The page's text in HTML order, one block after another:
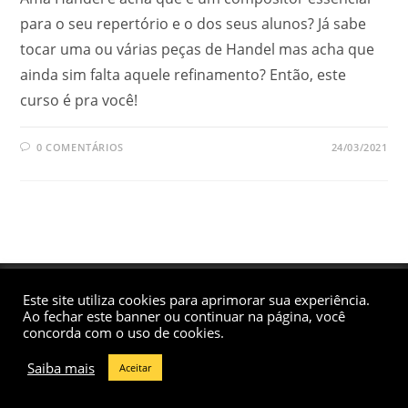
para o seu repertório e o dos seus alunos? Já sabe
tocar uma ou várias peças de Handel mas acha que
ainda sim falta aquele refinamento? Então, este
curso é pra você!
0 COMENTÁRIOS 24/03/2021
desenvolvido por Estúdio Comunique.
Este site utiliza cookies para aprimorar sua experiência.
Ao fechar este banner ou continuar na página, você
concorda com o uso de cookies.
Saiba mais
Aceitar